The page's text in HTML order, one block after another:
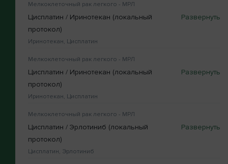
Мелкоклеточный рак легкого - МРЛ
Цисплатин / Иринотекан (локальный
протокол)
Иринотекан, Цисплатин
Мелкоклеточный рак легкого - МРЛ
Цисплатин / Иринотекан (локальный
протокол)
Иринотекан, Цисплатин
Мелкоклеточный рак легкого - МРЛ
Цисплатин / Эрлотиниб (локальный
протокол)
Цисплатин, Эрлотиниб